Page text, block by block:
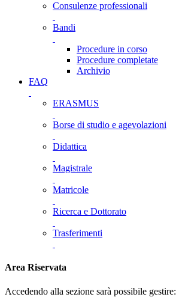
Consulenze professionali
Bandi
Procedure in corso
Procedure completate
Archivio
FAQ
ERASMUS
Borse di studio e agevolazioni
Didattica
Magistrale
Matricole
Ricerca e Dottorato
Trasferimenti
Area Riservata
Accedendo alla sezione sarà possibile gestire: